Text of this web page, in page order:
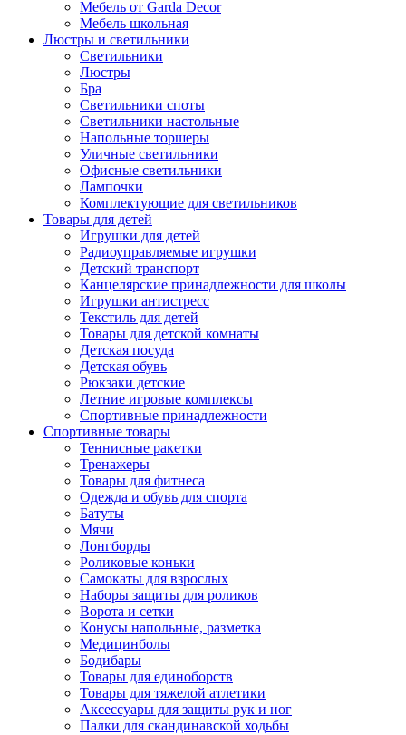
Мебель от Garda Decor
Мебель школьная
Люстры и светильники
Светильники
Люстры
Бра
Светильники споты
Светильники настольные
Напольные торшеры
Уличные светильники
Офисные светильники
Лампочки
Комплектующие для светильников
Товары для детей
Игрушки для детей
Радиоуправляемые игрушки
Детский транспорт
Канцелярские принадлежности для школы
Игрушки антистресс
Текстиль для детей
Товары для детской комнаты
Детская посуда
Детская обувь
Рюкзаки детские
Летние игровые комплексы
Спортивные принадлежности
Спортивные товары
Теннисные ракетки
Тренажеры
Товары для фитнеса
Одежда и обувь для спорта
Батуты
Мячи
Лонгборды
Роликовые коньки
Самокаты для взрослых
Наборы защиты для роликов
Ворота и сетки
Конусы напольные, разметка
Медицинболы
Бодибары
Товары для единоборств
Товары для тяжелой атлетики
Аксессуары для защиты рук и ног
Палки для скандинавской ходьбы